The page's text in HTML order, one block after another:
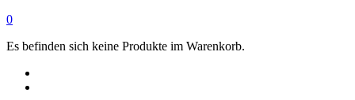
0
Es befinden sich keine Produkte im Warenkorb.